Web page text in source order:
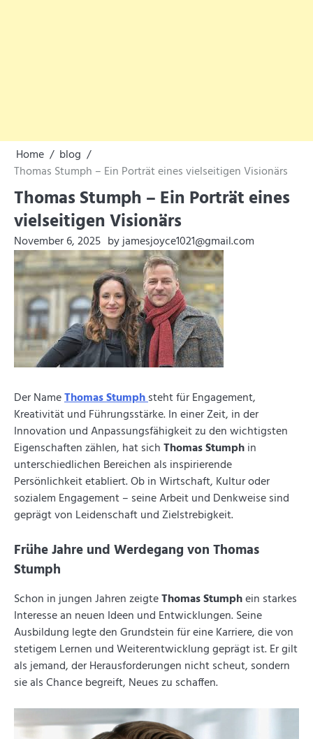
Home
blog
Thomas Stumph – Ein Porträt eines vielseitigen Visionärs
Thomas Stumph – Ein Porträt eines
vielseitigen Visionärs
November 6, 2025 by jamesjoyce1021@gmail.com
Der NameThomas Stumphsteht für Engagement,
Kreativität und Führungsstärke. In einer Zeit, in der
Innovation und Anpassungsfähigkeit zu den wichtigsten
Eigenschaften zählen, hat sichThomas Stumphin
unterschiedlichen Bereichen als inspirierende
Persönlichkeit etabliert. Ob in Wirtschaft, Kultur oder
sozialem Engagement – seine Arbeit und Denkweise sind
geprägt von Leidenschaft und Zielstrebigkeit.
Frühe Jahre und Werdegang von Thomas
Stumph
Schon in jungen Jahren zeigteThomas Stumphein starkes
Interesse an neuen Ideen und Entwicklungen. Seine
Ausbildung legte den Grundstein für eine Karriere, die von
stetigem Lernen und Weiterentwicklung geprägt ist. Er gilt
als jemand, der Herausforderungen nicht scheut, sondern
sie als Chance begreift, Neues zu schaffen.